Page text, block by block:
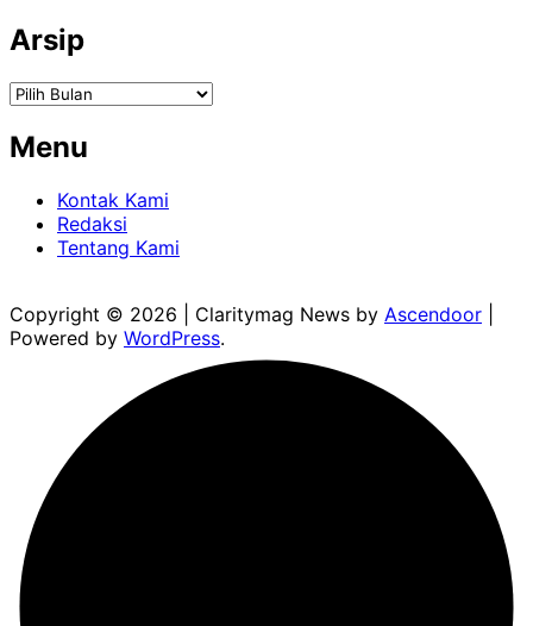
Arsip
Arsip
Menu
Kontak Kami
Redaksi
Tentang Kami
Copyright © 2026 | Claritymag News by Ascendoor
Powered by WordPress.